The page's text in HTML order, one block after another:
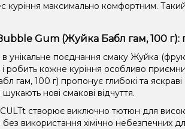
куріння максимально комфортним.
Gum (Жуйка Бабл гам, 100 г):
унікальне поєднання смаку Жуйка
і робить кожне куріння особливо
гам, 100 г) пропонує глибокі та
шукають нові смакові відчуття.
створює виключно тютюн для
без використання хімічно небезпечних